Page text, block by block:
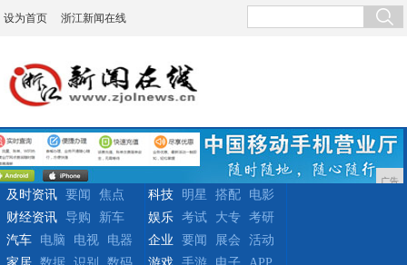
设为首页 浙江新闻在线
广告
及时资讯 要闻
焦点
财经资讯
导购 新车
科技 明星 搭配
电影
娱乐
考试 大专
考研
汽车
电脑 电视
电器
企业 要闻 展会
活动